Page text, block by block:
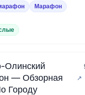
Марафон
Олинский
— Обзорная
Городу